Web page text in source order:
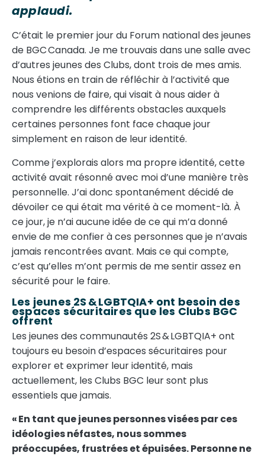
applaudi.
C’était le premier jour du Forum national des jeunes
de BGC Canada. Je me trouvais dans une salle avec
d’autres jeunes des Clubs, dont trois de mes amis.
Nous étions en train de réfléchir à l’activité que
nous venions de faire, qui visait à nous aider à
comprendre les différents obstacles auxquels
certaines personnes font face chaque jour
simplement en raison de leur identité.
Comme j’explorais alors ma propre identité, cette
activité avait résonné avec moi d’une manière très
personnelle. J’ai donc spontanément décidé de
dévoiler ce qui était ma vérité à ce moment-là. À
ce jour, je n’ai aucune idée de ce qui m’a donné
envie de me confier à ces personnes que je n’avais
jamais rencontrées avant. Mais ce qui compte,
c’est qu’elles m’ont permis de me sentir assez en
sécurité pour le faire.
Les jeunes 2S & LGBTQIA+ ont besoin des
espaces sécuritaires que les Clubs BGC
offrent
Les jeunes des communautés 2S & LGBTQIA+ ont
toujours eu besoin d’espaces sécuritaires pour
explorer et exprimer leur identité, mais
actuellement, les Clubs BGC leur sont plus
essentiels que jamais.
« En tant que jeunes personnes visées par ces
idéologies néfastes, nous sommes
préoccupées, frustrées et épuisées. Personne ne